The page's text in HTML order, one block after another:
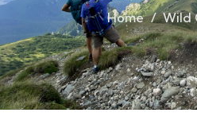
Home Wild